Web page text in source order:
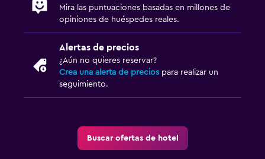
Mira las puntuaciones basadas en millones de
opiniones de huéspedes reales.
Alertas de precios
¿Aún no quieres reservar?
Crea una alerta de precios para realizar un
seguimiento.
Buscar ofertas de hotel